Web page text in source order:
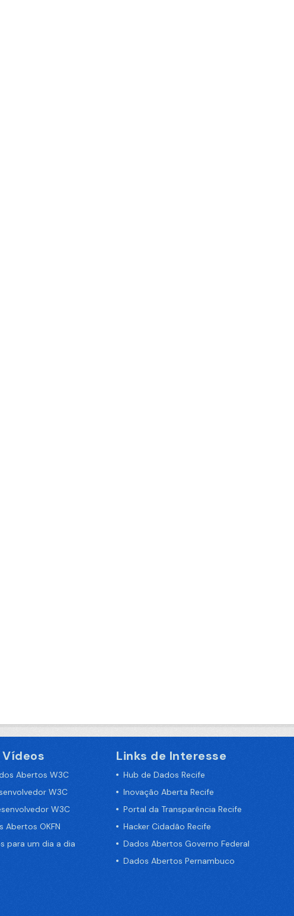
Vídeos
Abertos W3C
W3C
W3C
Abertos OKFN
para um dia a dia
Links de Interesse
Hub de Dados Recife
Inovação Aberta Recife
Portal da Transparência Recife
Hacker Cidadão Recife
Dados Abertos Governo Federal
Dados Abertos Pernambuco